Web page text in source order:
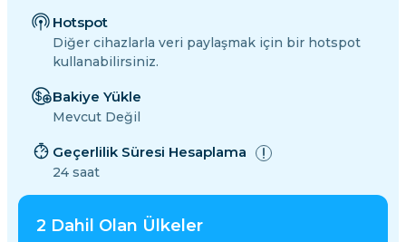
2 Dahil Olan Ülkeler
Hotspot
Diğer cihazlarla veri paylaşmak için bir hotspot
kullanabilirsiniz.
Bakiye Yükle
Mevcut Değil
Geçerlilik Süresi Hesaplama
24 saat